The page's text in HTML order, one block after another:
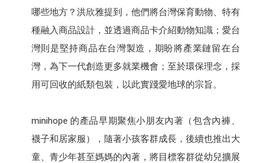
哪些地方？洪欣雅提到，他們將台灣保育動物、特有
種融入商品設計，並透過商品卡介紹動物知識；愛台
灣則是堅持商品在台灣製造，期盼將產業鏈留在台
灣，為下一代創造更多就業機會；至於環保理念，採
用可回收的紙類包裝，以此實踐愛地球的宗旨。
minihope 的產品早期聚焦小朋友內著（包含內褲、
襪子和居家服），隨著小孩客群成長，後續也推出大
童、青少年甚至媽媽的內著，將目標客群從幼兒擴展